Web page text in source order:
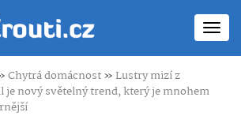
Chytrá domácnost»Lustry mizí z
je nový světelný trend, který je mnohem